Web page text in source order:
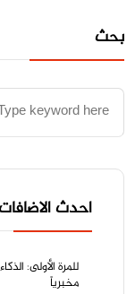
بحث
احدث
للمرة الأولى:
مخبرياً